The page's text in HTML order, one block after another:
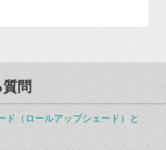
問
ド（ロールアップシェード）と